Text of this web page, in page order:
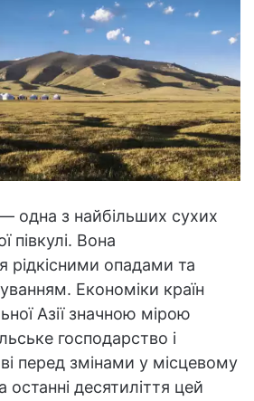
одна з найбільших сухих
півкулі. Вона
рідкісними опадами та
Економіки країн
Азії значною мірою
господарство і
перед змінами у місцевому
десятиліття цей